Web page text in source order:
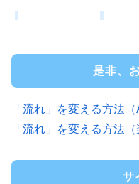
是非、
「流れ」を変える方法（
「流れ」を変える方法（
サ